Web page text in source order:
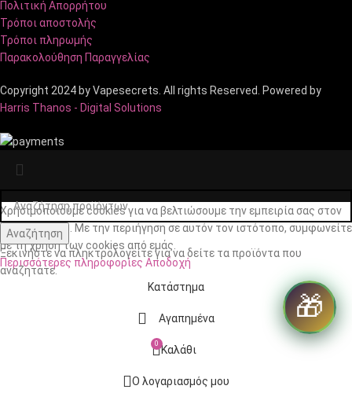
Πολιτική Απορρήτου
Τρόποι αποστολής
Τρόποι πληρωμής
Παρακολούθηση Παραγγελίας
Copyright 2024 by Vapesecrets. All rights Reserved. Powered by
Harris Thanos - Digital Solutions
Αναζήτηση
Ξεκινήστε να πληκτρολογείτε για να δείτε τα προϊόντα που
αναζητάτε.
Χρησιμοποιούμε cookies για να βελτιώσουμε την εμπειρία σας στον
ιστότοπό μας. Με την περιήγηση σε αυτόν τον ιστότοπο, συμφωνείτε
με τη χρήση των cookies από εμάς.
Περισσότερες πληροφορίες Αποδοχή
Κατάστημα
Αγαπημένα
0 Καλάθι
Ο λογαριασμός μου
🎁